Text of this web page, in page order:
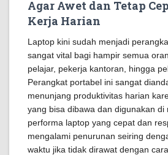
Agar Awet dan Tetap
Kerja Harian
Laptop kini sudah menjadi
sangat vital bagi hampir semua
pelajar, pekerja kantoran, hingga
Perangkat portabel ini sangat
menunjang produktivitas harian
yang bisa dibawa dan digunakan di
performa laptop yang cepat dan
mengalami penurunan seiring
waktu jika tidak dirawat dengan